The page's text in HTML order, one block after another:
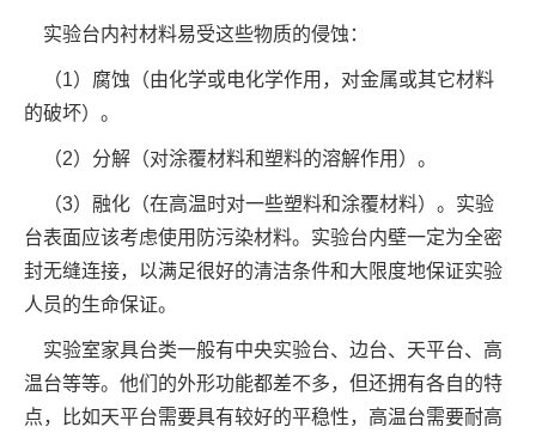
实验台内衬材料易受这些物质的侵蚀：
（1）腐蚀（由化学或电化学作用，对金属或其它材料
的破坏）。
（2）分解（对涂覆材料和塑料的溶解作用）。
（3）融化（在高温时对一些塑料和涂覆材料）。实验
台表面应该考虑使用防污染材料。实验台内壁一定为全密
封无缝连接，以满足很好的清洁条件和大限度地保证实验
人员的生命保证。
实验室家具台类一般有中央实验台、边台、天平台、高
温台等等。他们的外形功能都差不多，但还拥有各自的特
点，比如天平台需要具有较好的平稳性，高温台需要耐高